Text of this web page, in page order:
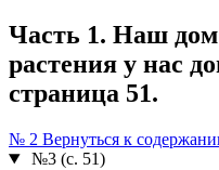
Часть 1. Наш
растения у нас
страница 51.
№ 2 Вернуться к
№3 (с. 51)